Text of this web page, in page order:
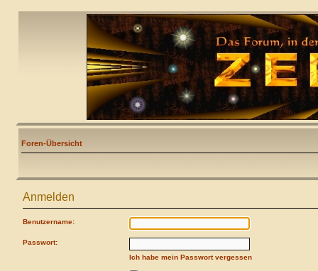
Foren-Übersicht
Anmelden
Benutzername:
Passwort:
Ich habe mein Passwort vergessen